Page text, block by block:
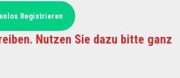
Registrieren
Nutzen Sie dazu bitte ganz